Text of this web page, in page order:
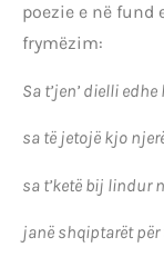
poezie e në fund
frymëzim:
Sa t’jen’ dielli edhe
sa të jetojë kjo
sa t’ketë bij lindur
janë shqiptarët për